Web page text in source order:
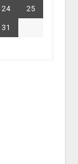
24 25
31